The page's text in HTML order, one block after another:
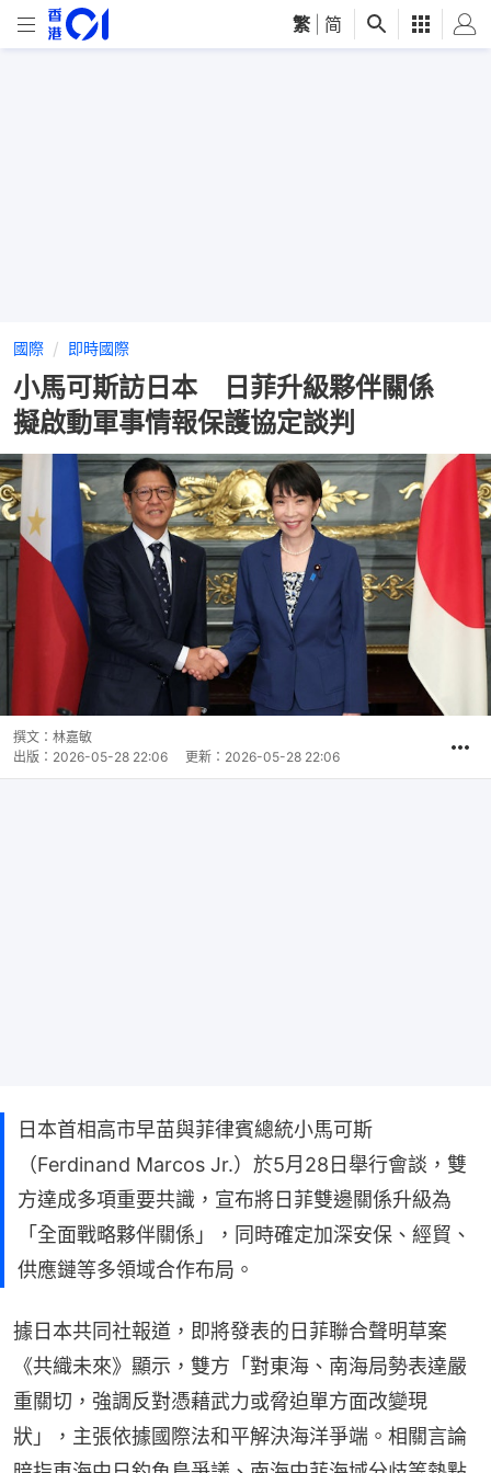
繁 简
國際 即時國際
小馬可斯訪日本 日菲升級夥伴關係
擬啟動軍事情報保護協定談判
撰文： 林嘉敏
出版： 2026-05-28 22:06 更新： 2026-05-28 22:06
日本首相高市早苗與菲律賓總統小馬可斯
（Ferdinand Marcos Jr.）於5月28日舉行會談，雙
方達成多項重要共識，宣布將日菲雙邊關係升級為
「全面戰略夥伴關係」，同時確定加深安保、經貿、
供應鏈等多領域合作布局。
據日本共同社報道，即將發表的日菲聯合聲明草案
《共織未來》顯示，雙方「對東海、南海局勢表達嚴
重關切，強調反對憑藉武力或脅迫單方面改變現
狀」，主張依據國際法和平解決海洋爭端。相關言論